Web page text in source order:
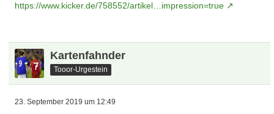
https://www.kicker.de/758552/artikel…impression=true
Kartenfahnder
Tooor-Urgestein
23. September 2019 um 12:49